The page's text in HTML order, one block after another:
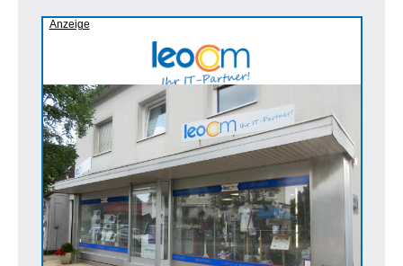
Anzeige